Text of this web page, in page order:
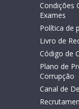
Condições
Exames
Política de
Livro de
Código de
Plano de
Corrupção
Canal de